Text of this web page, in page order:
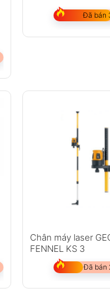
Đã bán
Chân máy laser
FENNEL KS 3
Đã bán